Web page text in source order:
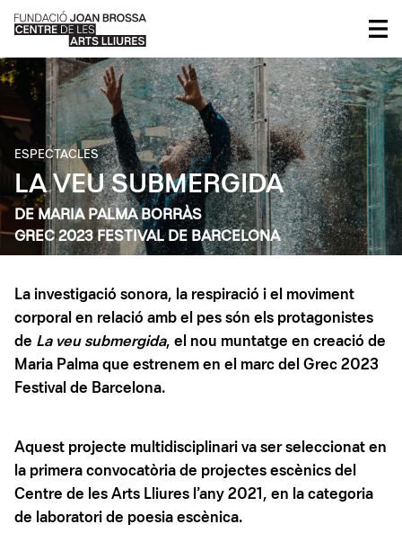
ESPECTACLES
LA VEU SUBMERGIDA
DE MARIA PALMA BORRÀS
GREC 2023 FESTIVAL DE BARCELONA
La investigació sonora, la respiració i el moviment
corporal en relació amb el pes són els protagonistes
de La veu submergida, el nou muntatge en creació de
Maria Palma que estrenem en el marc del Grec 2023
Festival de Barcelona.
Aquest projecte multidisciplinari va ser seleccionat en
la primera convocatòria de projectes escènics del
Centre de les Arts Lliures l’any 2021, en la categoria
de laboratori de poesia escènica.